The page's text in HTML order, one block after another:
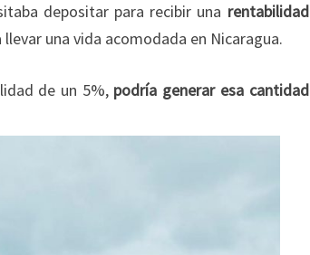
depositar para recibir una rentabilidad
una vida acomodada en Nicaragua.
de un 5%, podría generar esa cantidad